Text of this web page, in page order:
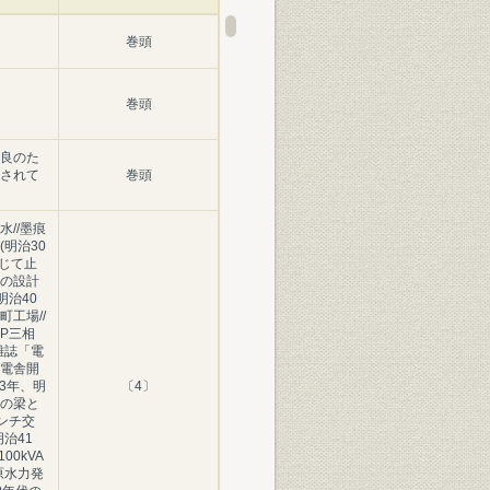
巻頭
巻頭
のた
れて
巻頭
//墨痕
明治30
て止
設計
治40
工場//
三相
誌「電
舎開
年、明
梁と
チ交
治41
水力発
〔4〕